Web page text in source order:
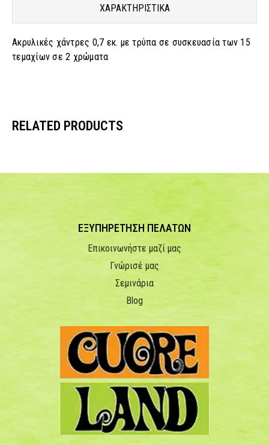
ΧΑΡΑΚΤΗΡΙΣΤΙΚΑ
Ακρυλικές χάντρες 0,7 εκ. με τρύπα σε συσκευασία των 15
τεμαχίων σε 2 χρώματα
RELATED PRODUCTS
ΕΞΥΠΗΡΕΤΗΣΗ ΠΕΛΑΤΩΝ
Επικοινωνήστε μαζί μας
Γνώρισέ μας
Σεμινάρια
Blog